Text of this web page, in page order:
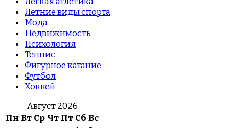
Летние виды спорта
Мода
Недвижимость
Психология
Теннис
Фигурное катание
Футбол
Хоккей
Август 2026
ПнВт Ср Чт Пт Сб Вс